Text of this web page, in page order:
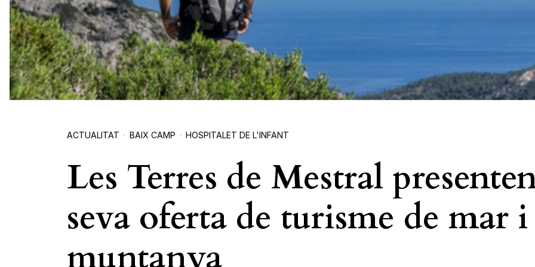
ACTUALITAT BAIX CAMP HOSPITALET DE L'INFANT
Les Terres de Mestral
seva oferta de turisme de mar i
muntanya